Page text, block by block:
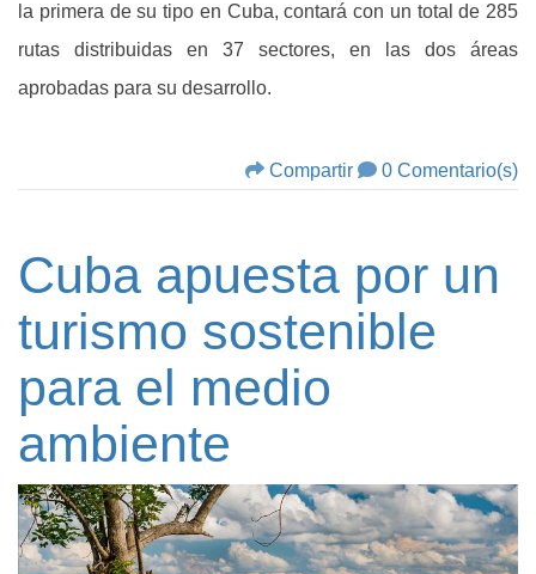
la primera de su tipo en Cuba, contará con un total de 285
rutas distribuidas en 37 sectores, en las dos áreas
aprobadas para su desarrollo.
Compartir 0 Comentario(s)
Cuba apuesta por un
turismo sostenible
para el medio
ambiente